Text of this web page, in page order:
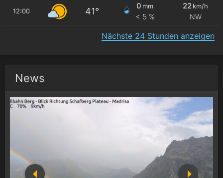
12:00 41°
0 mm
< 5 %
22 km/h
NW
Nächste 24 Stunden anzeigen
News